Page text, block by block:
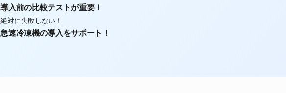
導入前の比較テストが重要！
絶対に失敗しない！
急速冷凍機の導入をサポート！